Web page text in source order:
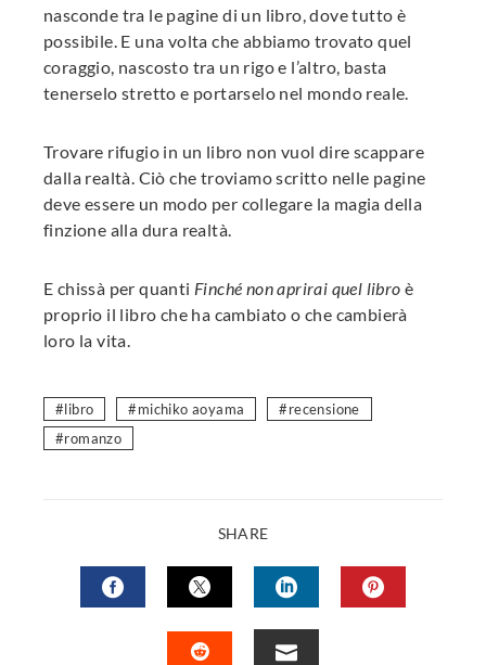
nasconde tra le pagine di un libro, dove tutto è
possibile. E una volta che abbiamo trovato quel
coraggio, nascosto tra un rigo e l’altro, basta
tenerselo stretto e portarselo nel mondo reale.
Trovare rifugio in un libro non vuol dire scappare
dalla realtà. Ciò che troviamo scritto nelle pagine
deve essere un modo per collegare la magia della
finzione alla dura realtà.
E chissà per quanti Finché non aprirai quel libro è
proprio il libro che ha cambiato o che cambierà
loro la vita.
libro michiko aoyama
recensione
romanzo
SHARE
FACEBOOKTWITTERLINKEDIN